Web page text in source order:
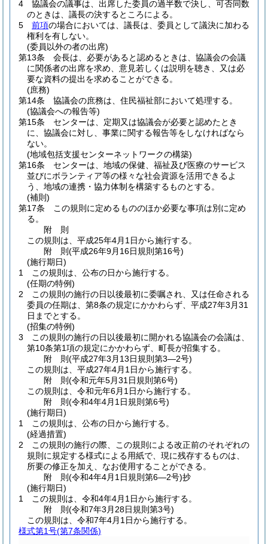
4
協議会の議事は、出席した委員の過半数で決し、可否同数
のときは、議長の決するところによる。
5
前項の場合においては、議長は、委員として議決に加わる
権利を有しない。
(委員以外の者の出席)
第13条
会長は、必要があると認めるときは、協議会の会議
に関係者の出席を求め、意見若しくは説明を聴き、又は必
要な資料の提出を求めることができる。
(庶務)
第14条
協議会の庶務は、住民福祉部において処理する。
(協議会への報告等)
第15条
センターは、定期又は協議会が必要と認めたとき
に、協議会に対し、事業に関する報告等をしなければなら
ない。
(地域包括支援センターネットワークの構築)
第16条
センターは、地域の保健、福祉及び医療のサービス
並びにボランティア等の様々な社会資源を活用できるよ
う、地域の連携・協力体制を構築するものとする。
(補則)
第17条
この規則に定めるもののほか必要な事項は別に定め
る。
附 則
この規則は、平成25年4月1日から施行する。
附 則(平成26年9月16日規則第16号)
(施行期日)
1
この規則は、公布の日から施行する。
(任期の特例)
2
この規則の施行の日以後最初に委嘱され、又は任命される
委員の任期は、第8条の規定にかかわらず、平成27年3月31
日までとする。
(招集の特例)
3
この規則の施行の日以後最初に開かれる協議会の会議は、
第10条第1項の規定にかかわらず、町長が招集する。
附 則(平成27年3月13日規則第3―2号)
この規則は、平成27年4月1日から施行する。
附 則(令和元年5月31日規則第6号)
この規則は、令和元年6月1日から施行する。
附 則(令和4年4月1日規則第6号)
(施行期日)
1
この規則は、公布の日から施行する。
(経過措置)
2
この規則の施行の際、この規則による改正前のそれぞれの
規則に規定する様式による用紙で、現に残存するものは、
所要の修正を加え、なお使用することができる。
附 則(令和4年4月1日規則第6―2号)抄
(施行期日)
1
この規則は、令和4年4月1日から施行する。
附 則(令和7年3月28日規則第3号)
この規則は、令和7年4月1日から施行する。
様式第1号(第7条関係)